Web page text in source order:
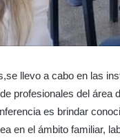
llevo a cabo en las
profesionales del área
es brindar
en el ámbito familiar,